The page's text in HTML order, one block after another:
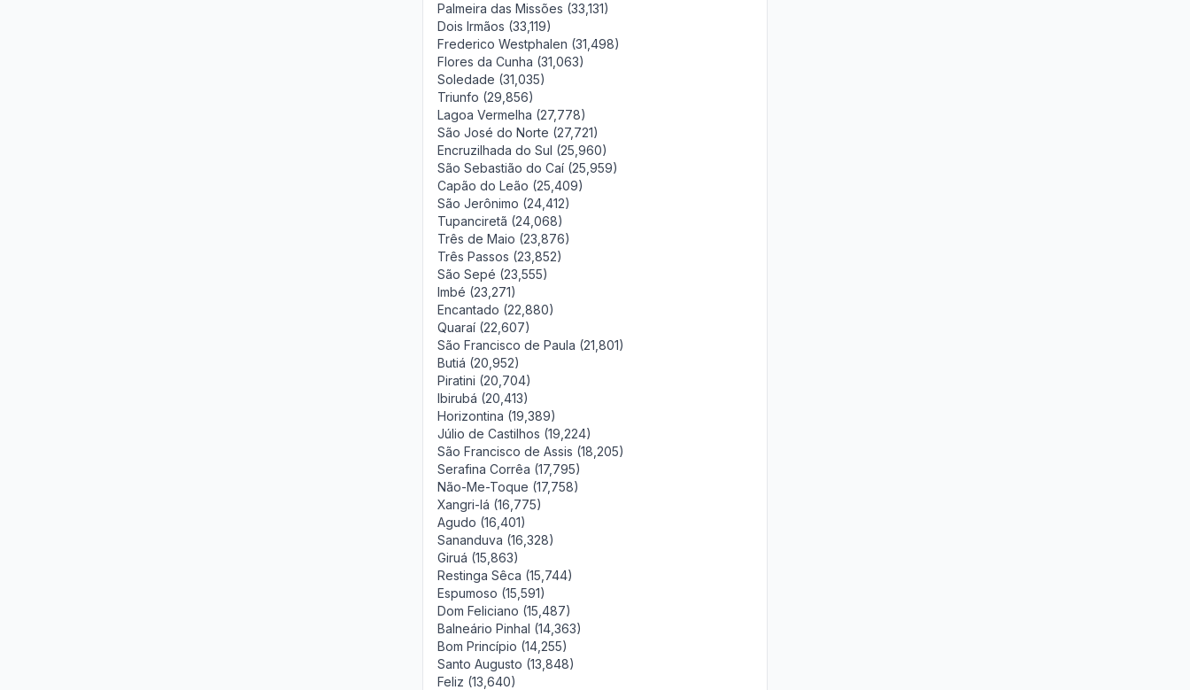
Palmeira das Missões (33,131)
Dois Irmãos (33,119)
Frederico Westphalen (31,498)
Flores da Cunha (31,063)
Soledade (31,035)
Triunfo (29,856)
Lagoa Vermelha (27,778)
São José do Norte (27,721)
Encruzilhada do Sul (25,960)
São Sebastião do Caí (25,959)
Capão do Leão (25,409)
São Jerônimo (24,412)
Tupanciretã (24,068)
Três de Maio (23,876)
Três Passos (23,852)
São Sepé (23,555)
Imbé (23,271)
Encantado (22,880)
Quaraí (22,607)
São Francisco de Paula (21,801)
Butiá (20,952)
Piratini (20,704)
Ibirubá (20,413)
Horizontina (19,389)
Júlio de Castilhos (19,224)
São Francisco de Assis (18,205)
Serafina Corrêa (17,795)
Não-Me-Toque (17,758)
Xangri-lá (16,775)
Agudo (16,401)
Sananduva (16,328)
Giruá (15,863)
Restinga Sêca (15,744)
Espumoso (15,591)
Dom Feliciano (15,487)
Balneário Pinhal (14,363)
Bom Princípio (14,255)
Santo Augusto (13,848)
Feliz (13,640)